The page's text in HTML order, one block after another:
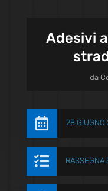
Adesivi
da
 28
 RASSEGNA